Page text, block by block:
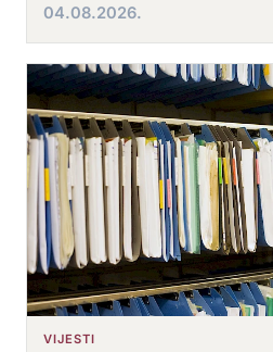
04.08.2026.
VIJESTI